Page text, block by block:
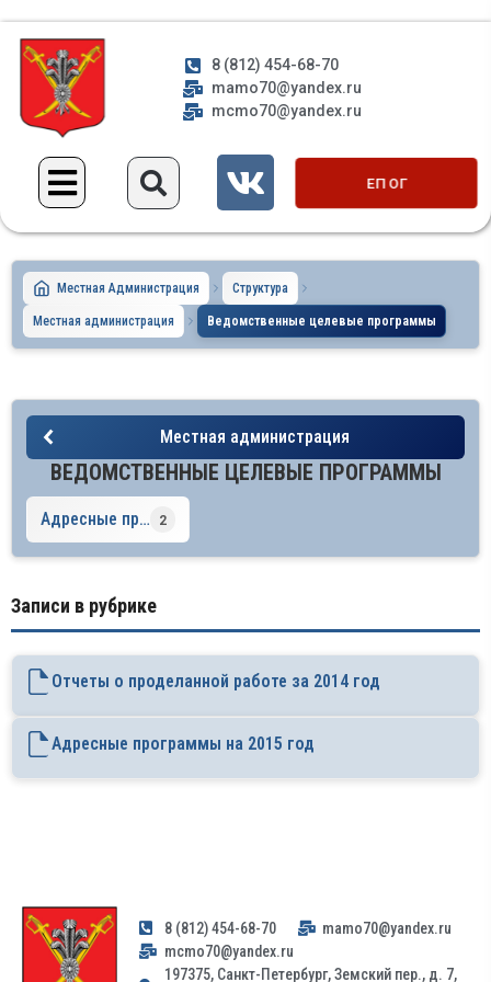
8 (812) 454-68-70
mamo70@yandex.ru
mcmo70@yandex.ru
ЕП ОГ
Местная Администрация Структура
Местная администрация Ведомственные целевые программы
Местная администрация
ВЕДОМСТВЕННЫЕ ЦЕЛЕВЫЕ ПРОГРАММЫ
Адресные программы на 2017 год 2
Записи в рубрике
Отчеты о проделанной работе за 2014 год
Адресные программы на 2015 год
8 (812) 454-68-70
mamo70@yandex.ru
mcmo70@yandex.ru
197375, Санкт-Петербург, Земский пер., д. 7,